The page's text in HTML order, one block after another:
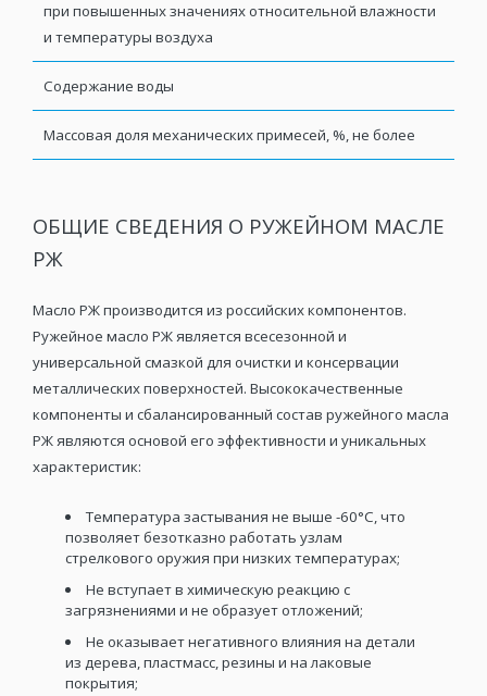
при повышенных значениях относительной влажности
и температуры воздуха
Содержание воды
Массовая доля механических примесей, %, не более
ОБЩИЕ СВЕДЕНИЯ О РУЖЕЙНОМ МАСЛЕ
РЖ
Масло РЖ производится из российских компонентов.
Ружейное масло РЖ является всесезонной и
универсальной смазкой для очистки и консервации
металлических поверхностей. Высококачественные
компоненты и сбалансированный состав ружейного масла
РЖ являются основой его эффективности и уникальных
характеристик:
Температура застывания не выше -60°С, что
позволяет безотказно работать узлам
стрелкового оружия при низких температурах;
Не вступает в химическую реакцию с
загрязнениями и не образует отложений;
Не оказывает негативного влияния на детали
из дерева, пластмасс, резины и на лаковые
покрытия;